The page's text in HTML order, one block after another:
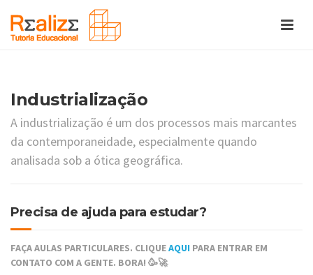
Industrialização
A industrialização é um dos processos mais marcantes
da contemporaneidade, especialmente quando
analisada sob a ótica geográfica.
Precisa de ajuda para estudar?
FAÇA AULAS PARTICULARES. CLIQUEAQUI PARA ENTRAR EM
CONTATO COM A GENTE. BORA! 🥳🚀